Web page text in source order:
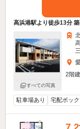
高浜港駅より徒歩13分
すべての写真
2階
駐車場あり 宅配ボック
7.2